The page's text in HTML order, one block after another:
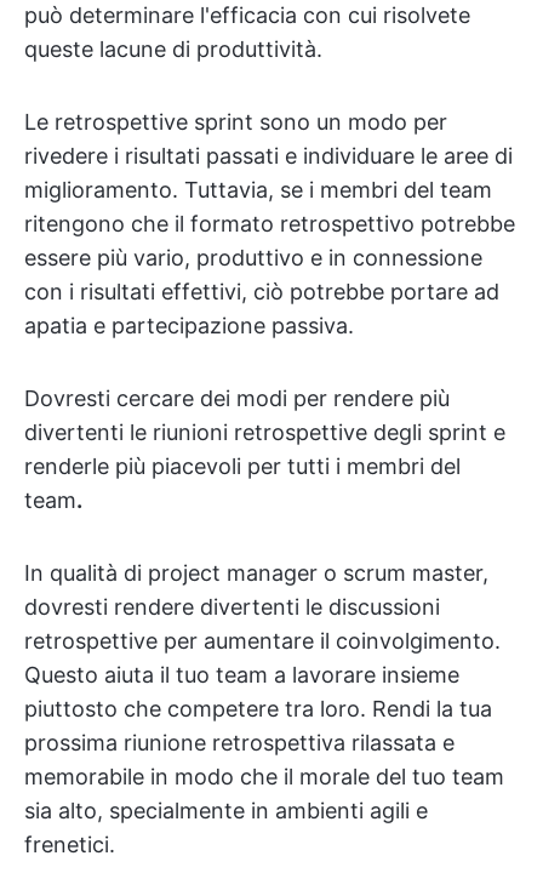
può determinare l'efficacia con cui risolvete
queste lacune di produttività.
Le retrospettive sprint sono un modo per
rivedere i risultati passati e individuare le aree di
miglioramento. Tuttavia, se i membri del team
ritengono che il formato retrospettivo potrebbe
essere più vario, produttivo e in connessione
con i risultati effettivi, ciò potrebbe portare ad
apatia e partecipazione passiva.
Dovresti cercare dei modi per rendere più
divertenti le riunioni retrospettive degli sprint e
renderle più piacevoli per tutti i membri del
team.
In qualità di project manager o scrum master,
dovresti rendere divertenti le discussioni
retrospettive per aumentare il coinvolgimento.
Questo aiuta il tuo team a lavorare insieme
piuttosto che competere tra loro. Rendi la tua
prossima riunione retrospettiva rilassata e
memorabile in modo che il morale del tuo team
sia alto, specialmente in ambienti agili e
frenetici.